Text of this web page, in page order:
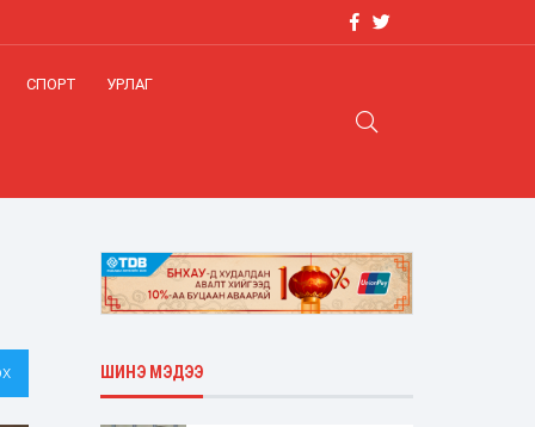
СПОРТ УРЛАГ
ШИНЭ МЭДЭЭ